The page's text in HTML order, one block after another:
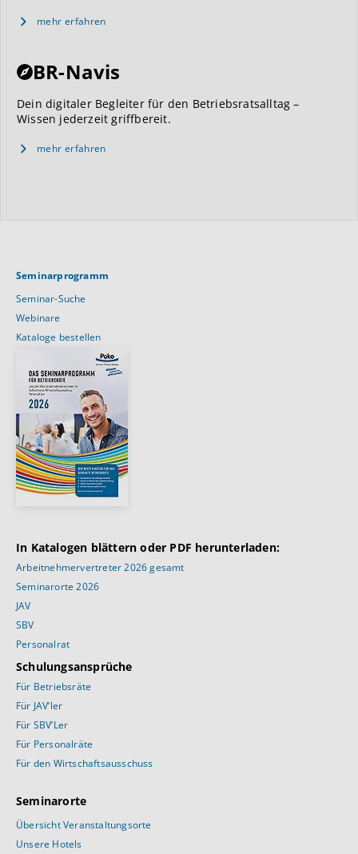
mehr erfahren
BR-Navis
Dein digitaler Begleiter für den Betriebsratsalltag –
Wissen jederzeit griffbereit.
mehr erfahren
Seminarprogramm
Seminar-Suche
Webinare
Kataloge bestellen
In Katalogen blättern oder PDF herunterladen:
Arbeitnehmervertreter 2026 gesamt
Seminarorte 2026
JAV
SBV
Personalrat
Schulungsansprüche
Für Betriebsräte
Für JAV’ler
Für SBV’Ler
Für Personalräte
Für den Wirtschaftsausschuss
Seminarorte
Übersicht Veranstaltungsorte
Unsere Hotels